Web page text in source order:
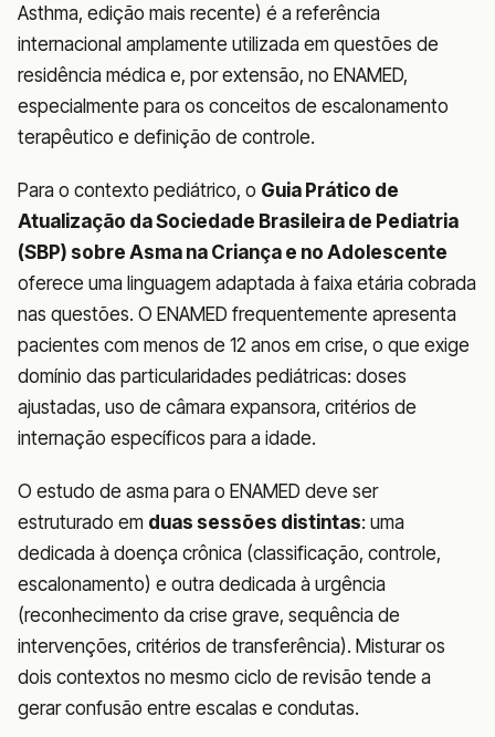
Asthma, edição mais recente) é a referência
internacional amplamente utilizada em questões de
residência médica e, por extensão, no ENAMED,
especialmente para os conceitos de escalonamento
terapêutico e definição de controle.
Para o contexto pediátrico, o Guia Prático de
Atualização da Sociedade Brasileira de Pediatria
(SBP) sobre Asma na Criança e no Adolescente
oferece uma linguagem adaptada à faixa etária cobrada
nas questões. O ENAMED frequentemente apresenta
pacientes com menos de 12 anos em crise, o que exige
domínio das particularidades pediátricas: doses
ajustadas, uso de câmara expansora, critérios de
internação específicos para a idade.
O estudo de asma para o ENAMED deve ser
estruturado em duas sessões distintas: uma
dedicada à doença crônica (classificação, controle,
escalonamento) e outra dedicada à urgência
(reconhecimento da crise grave, sequência de
intervenções, critérios de transferência). Misturar os
dois contextos no mesmo ciclo de revisão tende a
gerar confusão entre escalas e condutas.